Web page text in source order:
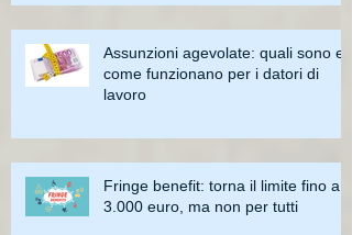
Assunzioni agevolate: quali sono e
come funzionano per i datori di
lavoro
Fringe benefit: torna il limite fino a
3.000 euro, ma non per tutti